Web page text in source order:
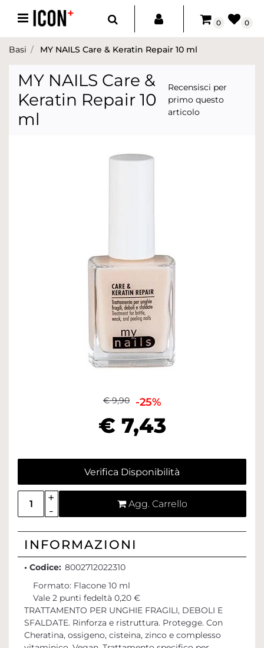
Open menu
0 0
Basi MY NAILS Care & Keratin Repair 10 ml
MY NAILS Care &
Keratin Repair 10
ml
Recensisci per
primo questo
articolo
€ 9,90 -25%
€ 7,43
Verifica Disponibilità
Quantità
Agg. Carrello
INFORMAZIONI
• Codice: 8002712022310
Formato: Flacone 10 ml
Vale 2 punti fedeltà 0,20 €
TRATTAMENTO PER UNGHIE FRAGILI, DEBOLI E
SFALDATE. Rinforza e ristruttura. Protegge. Con
Cheratina, ossigeno, cisteina, zinco e complesso